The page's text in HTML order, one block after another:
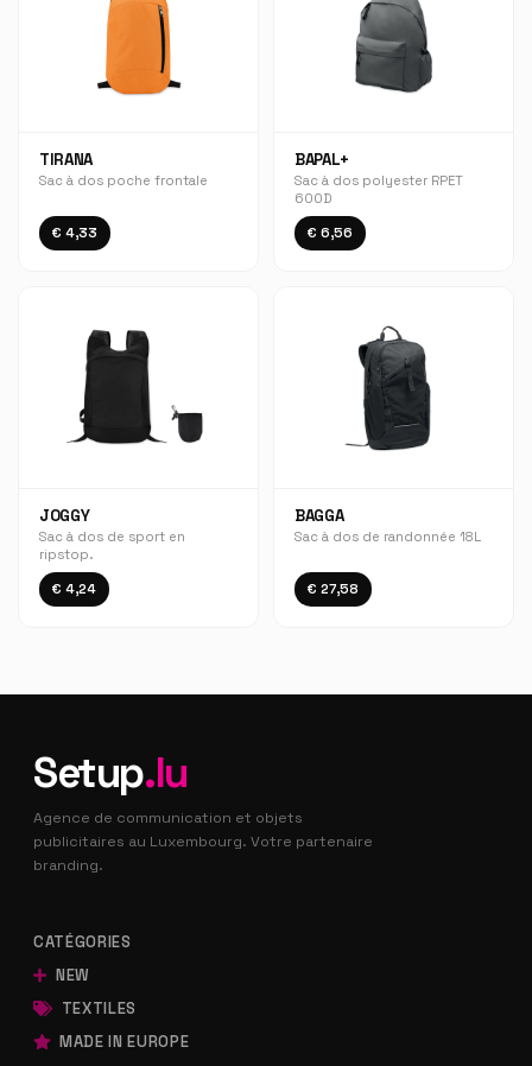
TIRANA
Sac à dos poche frontale
€ 4,33
BAPAL+
Sac à dos polyester RPET
600D
€ 6,56
JOGGY
Sac à dos de sport en
ripstop.
€ 4,24
BAGGA
Sac à dos de randonnée 18L
€ 27,58
Setup.lu
Agence de communication et objets
publicitaires au Luxembourg. Votre partenaire
branding.
CATÉGORIES
NEW
TEXTILES
MADE IN EUROPE